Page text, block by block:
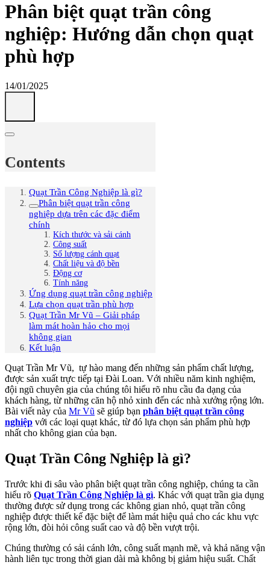
Phân biệt quạt trần công
nghiệp: Hướng dẫn chọn quạt
phù hợp
14/01/2025
Contents
Quạt Trần Công Nghiệp là gì?
Phân biệt quạt trần công
nghiệp dựa trên các đặc điểm
chính
Kích thước và sải cánh
Công suất
Số lượng cánh quạt
Chất liệu và độ bền
Động cơ
Tính năng
Ứng dụng quạt trần công nghiệp
Lựa chọn quạt trần phù hợp
Quạt Trần Mr Vũ – Giải pháp
làm mát hoàn hảo cho mọi
không gian
Kết luận
Quạt Trần Mr Vũ, tự hào mang đến những sản phẩm chất lượng,
được sản xuất trực tiếp tại Đài Loan. Với nhiều năm kinh nghiệm,
đội ngũ chuyên gia của chúng tôi hiểu rõ nhu cầu đa dạng của
khách hàng, từ những căn hộ nhỏ xinh đến các nhà xưởng rộng lớn.
Bài viết này của Mr Vũ sẽ giúp bạn phân biệt quạt trần công
nghiệp với các loại quạt khác, từ đó lựa chọn sản phẩm phù hợp
nhất cho không gian của bạn.
Quạt Trần Công Nghiệp là gì?
Trước khi đi sâu vào phân biệt quạt trần công nghiệp, chúng ta cần
hiểu rõ Quạt Trần Công Nghiệp là gì. Khác với quạt trần gia dụng
thường được sử dụng trong các không gian nhỏ, quạt trần công
nghiệp được thiết kế đặc biệt để làm mát hiệu quả cho các khu vực
rộng lớn, đòi hỏi công suất cao và độ bền vượt trội.
Chúng thường có sải cánh lớn, công suất mạnh mẽ, và khả năng vận
hành liên tục trong thời gian dài mà không bị giảm hiệu suất. Chất